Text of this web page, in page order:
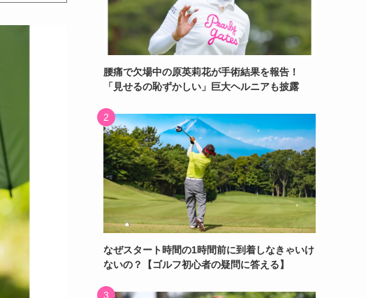
腰痛で欠場中の原英莉花が手術結果を報告！
「見せるの恥ずかしい」巨大ヘルニアも披露
なぜスタート時間の1時間前に到着しなきゃいけ
ないの？【ゴルフ初心者の疑問に答える】